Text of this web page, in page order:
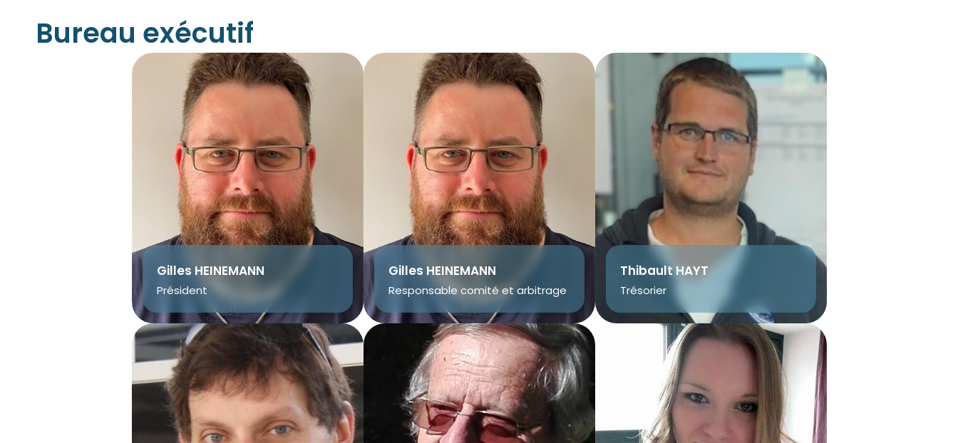
Bureau exécutif
Gilles HEINEMANN
Président
Gilles HEINEMANN
Responsable comité et arbitrage
Thibault HAYT
Trésorier